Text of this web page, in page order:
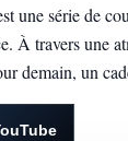
une série de
À travers une
demain, un